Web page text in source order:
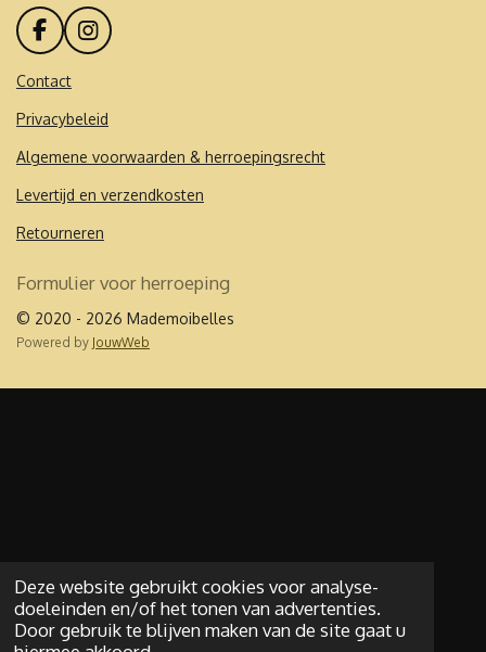
Deze website gebruikt cookies voor analyse-
doeleinden en/of het tonen van advertenties.
Door gebruik te blijven maken van de site gaat u
F
a
c
b
o
k
I
n
a
r
a
Contact
Privacybeleid
Algemene voorwaarden & herroepingsrecht
Levertijd en verzendkosten
Retourneren
Formulier voor herroeping
© 2020 - 2026 Mademoibelles
Powered by JouwWeb